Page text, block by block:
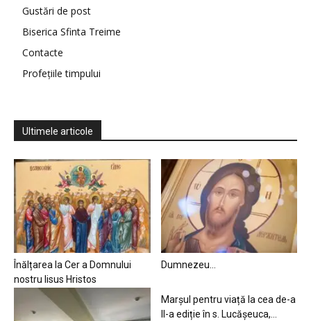
Gustări de post
Biserica Sfinta Treime
Contacte
Profețiile timpului
Ultimele articole
Înălțarea la Cer a Domnului
nostru Iisus Hristos
Dumnezeu…
Marșul pentru viață la cea de-a
II-a ediție în s. Lucășeuca,...